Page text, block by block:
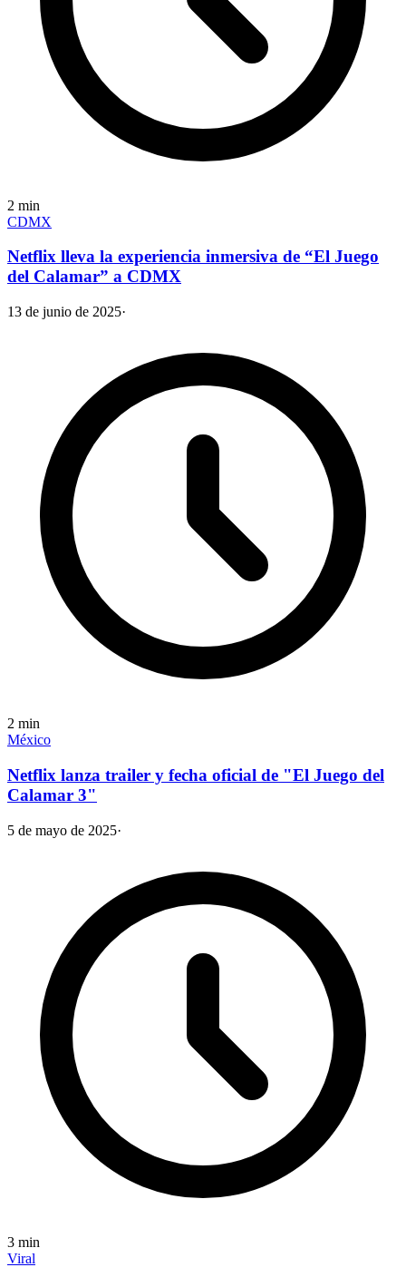
2 min
CDMX
Netflix lleva la experiencia inmersiva de “El Juego
del Calamar” a CDMX
13 de junio de 2025·
2 min
México
Netflix lanza trailer y fecha oficial de "El Juego del
Calamar 3"
5 de mayo de 2025·
3 min
Viral